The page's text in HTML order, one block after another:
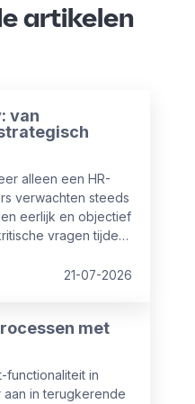
artikelen
van
alleen een HR-
verwachten steeds
eerlijk en objectief
vragen tijdens
toe.
21-07-2026
met
functionaliteit in
in terugkerende